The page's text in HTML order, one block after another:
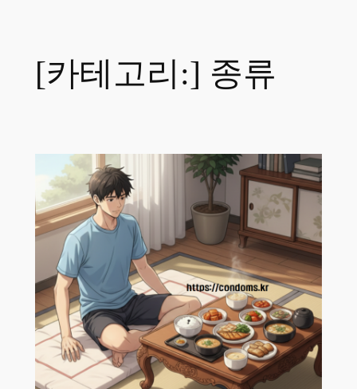
[카테고리:] 종류